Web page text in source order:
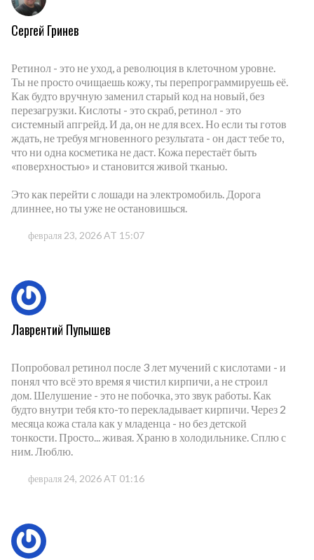
Сергей Гринев
Ретинол - это не уход, а революция в клеточном уровне.
Ты не просто очищаешь кожу, ты перепрограммируешь её.
Как будто вручную заменил старый код на новый, без
перезагрузки. Кислоты - это скраб, ретинол - это
системный апгрейд. И да, он не для всех. Но если ты готов
ждать, не требуя мгновенного результата - он даст тебе то,
что ни одна косметика не даст. Кожа перестаёт быть
«поверхностью» и становится живой тканью.
Это как перейти с лошади на электромобиль. Дорога
длиннее, но ты уже не остановишься.
февраля 23, 2026 AT 15:07
Лаврентий Пупышев
Попробовал ретинол после 3 лет мучений с кислотами - и
понял что всё это время я чистил кирпичи, а не строил
дом. Шелушение - это не побочка, это звук работы. Как
будто внутри тебя кто-то перекладывает кирпичи. Через 2
месяца кожа стала как у младенца - но без детской
тонкости. Просто... живая. Храню в холодильнике. Сплю с
ним. Люблю.
февраля 24, 2026 AT 01:16